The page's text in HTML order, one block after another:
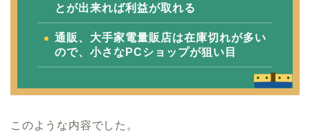
とが出来れば利益が取れる
通販、大手家電量販店は在庫切れが多い
ので、小さなPCショップが狙い目
このような内容でした。